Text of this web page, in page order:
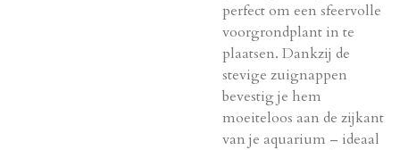
perfect om een sfeervolle
voorgrondplant in te
plaatsen. Dankzij de
stevige zuignappen
bevestig je hem
moeiteloos aan de zijkant
van je aquarium – ideaal